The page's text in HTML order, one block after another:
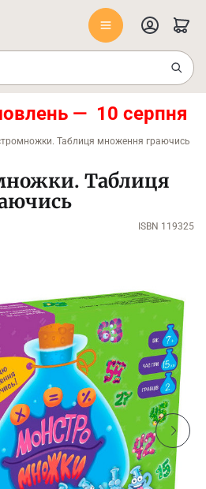
— 10 серпня
Таблиця множення граючись
Таблиця
ISBN 119325